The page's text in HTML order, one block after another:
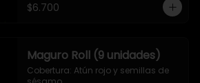
$6.700
Maguro Roll (9 unidades)
Cobertura: Atún rojo y semillas de